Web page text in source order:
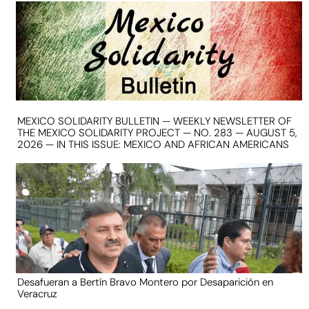
MEXICO SOLIDARITY BULLETIN — WEEKLY NEWSLETTER OF
THE MEXICO SOLIDARITY PROJECT — NO. 283 — AUGUST 5,
2026 — IN THIS ISSUE: MEXICO AND AFRICAN AMERICANS
Desafueran a Bertín Bravo Montero por Desaparición en
Veracruz